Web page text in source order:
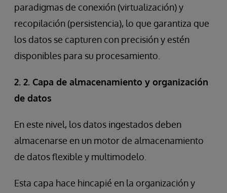
paradigmas de conexión (virtualización) y
recopilación (persistencia), lo que garantiza que
los datos se capturen con precisión y estén
disponibles para su procesamiento.
2. 2. Capa de almacenamiento y organización
de datos
En este nivel, los datos ingestados deben
almacenarse en un motor de almacenamiento
de datos flexible y multimodelo.
Esta capa hace hincapié en la organización y